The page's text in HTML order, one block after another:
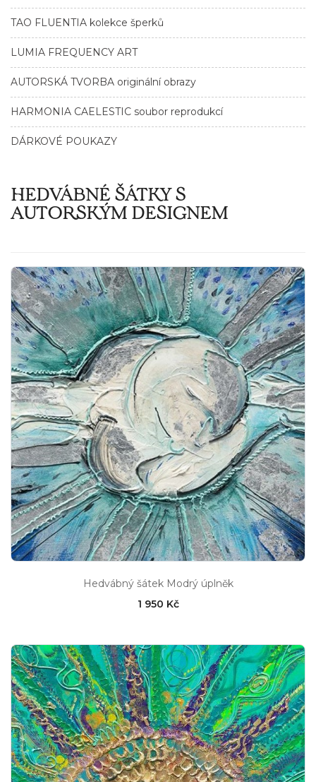
TAO FLUENTIA kolekce šperků
LUMIA FREQUENCY ART
AUTORSKÁ TVORBA originální obrazy
HARMONIA CAELESTIC soubor reprodukcí
DÁRKOVÉ POUKAZY
HEDVÁBNÉ ŠÁTKY S
AUTORSKÝM DESIGNEM
Hedvábný šátek Modrý úplněk
1 950 Kč